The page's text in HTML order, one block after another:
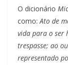
O dicionário
como:Ato de
vida para o ser
trespasse; ao
representado